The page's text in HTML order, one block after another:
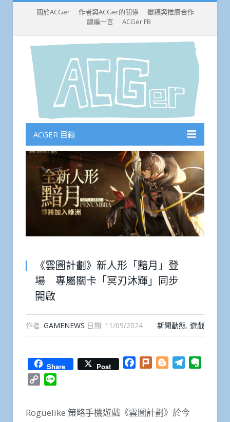
關於ACGer 作者與ACGer的關係
徵稿與推廣合作
總編一言
ACGer FB
ACGER 目錄
《雲圖計劃》新人形「黯月」登
場 專屬關卡「冥刃沐輝」同步
開啟
作者: GAMENEWS 日期: 11/09/2024 新聞動態, 遊戲
Share Post Facebook
Plurk BloggerTelegram
Copy
Roguelike 策略手機遊戲《雲圖計劃》於今